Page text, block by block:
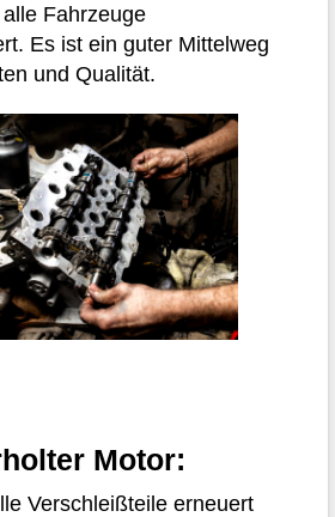
Fahrzeuge
Es ist ein guter Mittelweg
und Qualität.
Motor:
Verschleißteile erneuert